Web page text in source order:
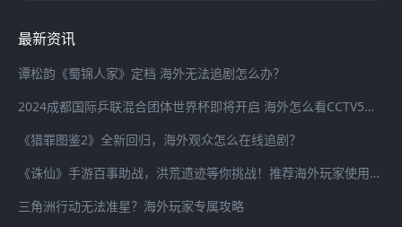
最新资讯
谭松韵《蜀锦人家》定档 海外无法追剧怎么办？
2024成都国际乒联混合团体世界杯即将开启 海外怎么看CCTV5全程直播？
《猎罪图鉴2》全新回归，海外观众怎么在线追剧？
《诛仙》手游百事助战，洪荒遗迹等你挑战！推荐海外玩家使用海螺加速器畅连国服游戏
三角洲行动无法准星？海外玩家专属攻略